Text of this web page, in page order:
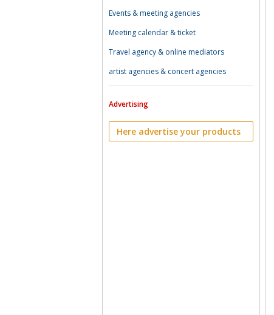
Events & meeting agencies
Meeting calendar & ticket
Travel agency & online mediators
artist agencies & concert agencies
Advertising
Here advertise your products